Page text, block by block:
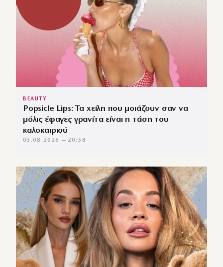
BEAUTY
Popsicle Lips: Τα χείλη που μοιάζουν σαν να
μόλις έφαγες γρανίτα είναι η τάση του
καλοκαιριού
05.08.2026 — 20:58